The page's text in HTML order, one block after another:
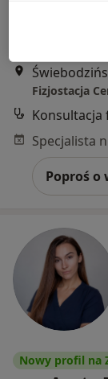
Fizjostacja
Poproś o
Nowy profil na